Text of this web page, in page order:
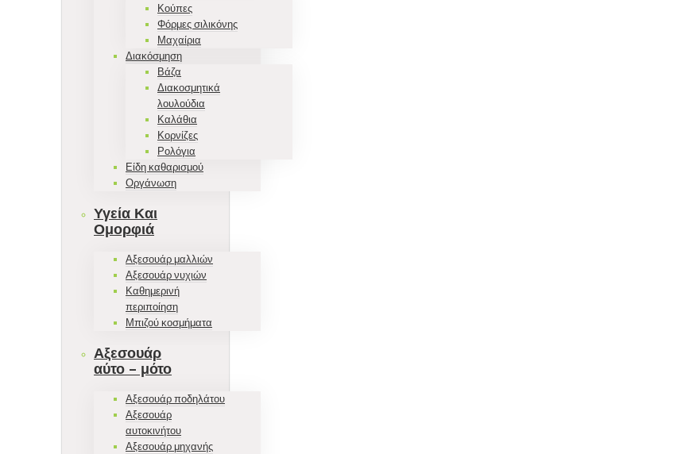
Κούπες
Φόρμες σιλικόνης
Μαχαίρια
Διακόσμηση
Βάζα
Διακοσμητικά
λουλούδια
Καλάθια
Κορνίζες
Ρολόγια
Είδη καθαρισμού
Οργάνωση
Υγεία Και
Ομορφιά
Αξεσουάρ μαλλιών
Αξεσουάρ νυχιών
Καθημερινή
περιποίηση
Μπιζού κοσμήματα
Αξεσουάρ
αύτο – μότο
Αξεσουάρ ποδηλάτου
Αξεσουάρ
αυτοκινήτου
Αξεσουάρ μηχανής